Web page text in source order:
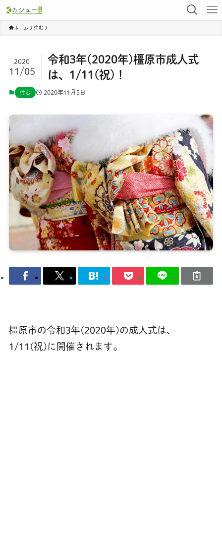
ホーム 住む
令和3年(2020年)橿原市成人式
は、1/11(祝)！
2020
11/05
住む 2020年11月5日
橿原市の令和3年(2020年)の成人式は、
1/11(祝)に開催されます。